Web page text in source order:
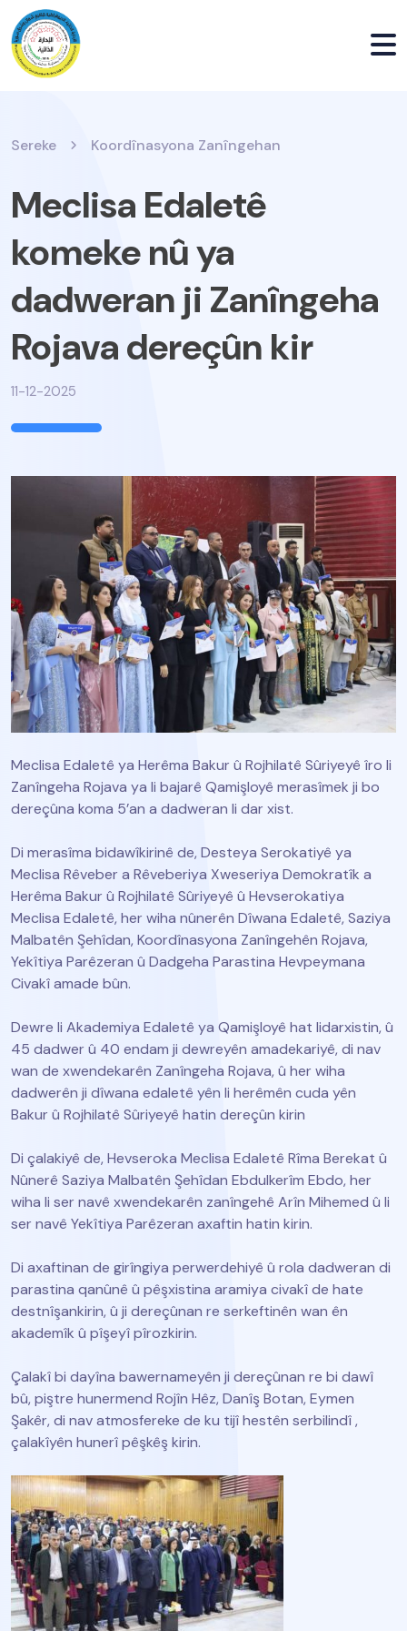
Sereke Koordînasyona Zanîngehan
Meclisa Edaletê
komeke nû ya
dadweran ji Zanîngeha
Rojava dereçûn kir
11-12-2025
Meclisa Edaletê ya Herêma Bakur û Rojhilatê Sûriyeyê îro li
Zanîngeha Rojava ya li bajarê Qamişloyê merasîmek ji bo
dereçûna koma 5’an a dadweran li dar xist.
Di merasîma bidawîkirinê de, Desteya Serokatiyê ya
Meclisa Rêveber a Rêveberiya Xweseriya Demokratîk a
Herêma Bakur û Rojhilatê Sûriyeyê û Hevserokatiya
Meclisa Edaletê, her wiha nûnerên Dîwana Edaletê, Saziya
Malbatên Şehîdan, Koordînasyona Zanîngehên Rojava,
Yekîtiya Parêzeran û Dadgeha Parastina Hevpeymana
Civakî amade bûn.
Dewre li Akademiya Edaletê ya Qamişloyê hat lidarxistin, û
45 dadwer û 40 endam ji dewreyên amadekariyê, di nav
wan de xwendekarên Zanîngeha Rojava, û her wiha
dadwerên ji dîwana edaletê yên li herêmên cuda yên
Bakur û Rojhilatê Sûriyeyê hatin dereçûn kirin
Di çalakiyê de, Hevseroka Meclisa Edaletê Rîma Berekat û
Nûnerê Saziya Malbatên Şehîdan Ebdulkerîm Ebdo, her
wiha li ser navê xwendekarên zanîngehê Arîn Mihemed û li
ser navê Yekîtiya Parêzeran axaftin hatin kirin.
Di axaftinan de girîngiya perwerdehiyê û rola dadweran di
parastina qanûnê û pêşxistina aramiya civakî de hate
destnîşankirin, û ji dereçûnan re serkeftinên wan ên
akademîk û pîşeyî pîrozkirin.
Çalakî bi dayîna bawernameyên ji dereçûnan re bi dawî
bû, piştre hunermend Rojîn Hêz, Danîş Botan, Eymen
Şakêr, di nav atmosfereke de ku tijî hestên serbilindî ,
çalakîyên hunerî pêşkêş kirin.